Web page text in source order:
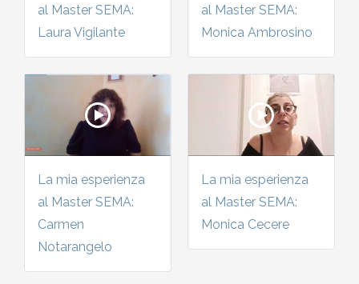
al Master SEMA:
Laura Vigilante
al Master SEMA:
Monica Ambrosino
La mia esperienza
al Master SEMA:
Carmen
Notarangelo
La mia esperienza
al Master SEMA:
Monica Cecere